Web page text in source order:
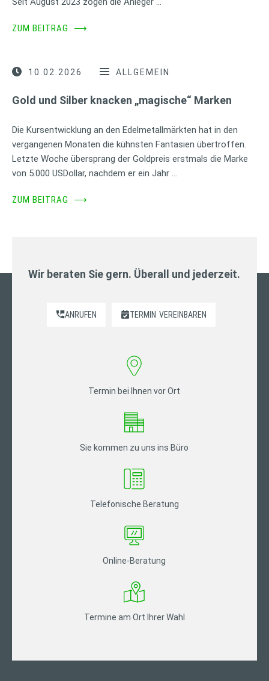
ZUM BEITRAG ⟶
10.02.2026 ALLGEMEIN
Gold und Silber knacken „magische“ Marken
Die Kursentwicklung an den Edelmetallmärkten hat in den
vergangenen Monaten die kühnsten Fantasien übertroffen.
Letzte Woche übersprang der Goldpreis erstmals die Marke
von 5.000 USDollar, nachdem er ein Jahr …
ZUM BEITRAG ⟶
Wir beraten Sie gern. Überall und jederzeit.
ANRUFEN TERMIN VEREINBAREN
Termin bei Ihnen vor Ort
Sie kommen zu uns ins Büro
Telefonische Beratung
Online-Beratung
Termine am Ort Ihrer Wahl